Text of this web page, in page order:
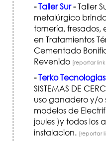
-Taller Sur-Taller
metalúrgico
tornería, fresados,
en Tratamientos
Cementado
Revenido [reportar
-Terko
SISTEMAS DE
uso ganadero y/o
modelos de
joules )y todos los
instalacion. [reportar